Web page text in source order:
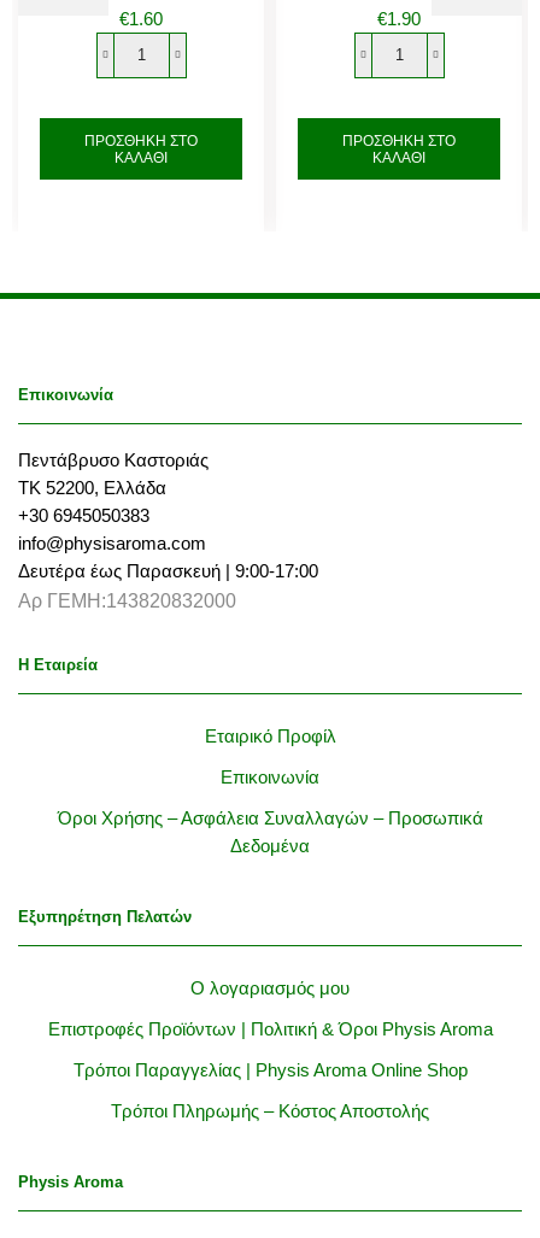
€1.60
Natural
Σαπούνι
Κλασικό
ΠΡΟΣΘΉΚΗ ΣΤΟ
ΚΑΛΆΘΙ
€1.90
Natural
Σαπούνι
Αλόη
ΠΡΟΣΘΉΚΗ ΣΤΟ
ΚΑΛΆΘΙ
Επικοινωνία
Πεντάβρυσο Καστοριάς
ΤΚ 52200, Ελλάδα
+30 6945050383
info@physisaroma.com
Δευτέρα έως Παρασκευή | 9:00-17:00
Αρ ΓΕΜΗ:143820832000
Η Εταιρεία
Εταιρικό Προφίλ
Επικοινωνία
Όροι Χρήσης – Ασφάλεια Συναλλαγών – Προσωπικά
Δεδομένα
Εξυπηρέτηση Πελατών
Ο λογαριασμός μου
Επιστροφές Προϊόντων | Πολιτική & Όροι Physis Aroma
Τρόποι Παραγγελίας | Physis Aroma Online Shop
Τρόποι Πληρωμής – Κόστος Αποστολής
Physis Aroma